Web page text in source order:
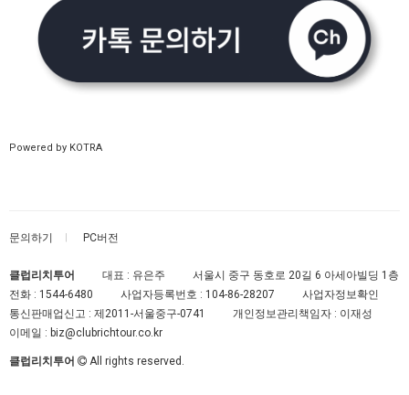
Powered by KOTRA
문의하기 PC버전
클럽리치투어 대표 : 유은주
서울시 중구 동호로 20길 6 아세아빌딩 1층
전화 : 1544-6480 사업자등록번호 : 104-86-28207
사업자정보확인
통신판매업신고 : 제2011-서울중구-0741
개인정보관리책임자 : 이재성
이메일 : biz@clubrichtour.co.kr
클럽리치투어 All rights reserved.